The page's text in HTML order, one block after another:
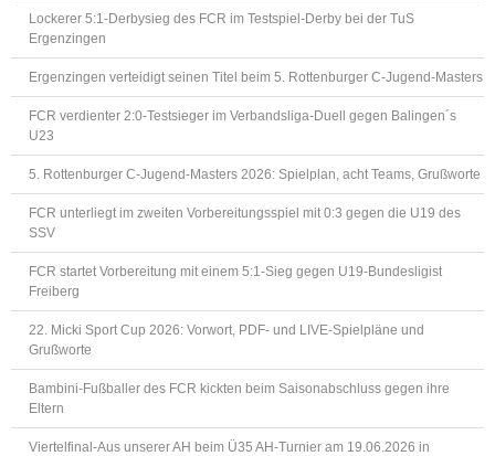
Lockerer 5:1-Derbysieg des FCR im Testspiel-Derby bei der TuS
Ergenzingen
Ergenzingen verteidigt seinen Titel beim 5. Rottenburger C-Jugend-Masters
FCR verdienter 2:0-Testsieger im Verbandsliga-Duell gegen Balingen´s
U23
5. Rottenburger C-Jugend-Masters 2026: Spielplan, acht Teams, Grußworte
FCR unterliegt im zweiten Vorbereitungsspiel mit 0:3 gegen die U19 des
SSV
FCR startet Vorbereitung mit einem 5:1-Sieg gegen U19-Bundesligist
Freiberg
22. Micki Sport Cup 2026: Vorwort, PDF- und LIVE-Spielpläne und
Grußworte
Bambini-Fußballer des FCR kickten beim Saisonabschluss gegen ihre
Eltern
Viertelfinal-Aus unserer AH beim Ü35 AH-Turnier am 19.06.2026 in